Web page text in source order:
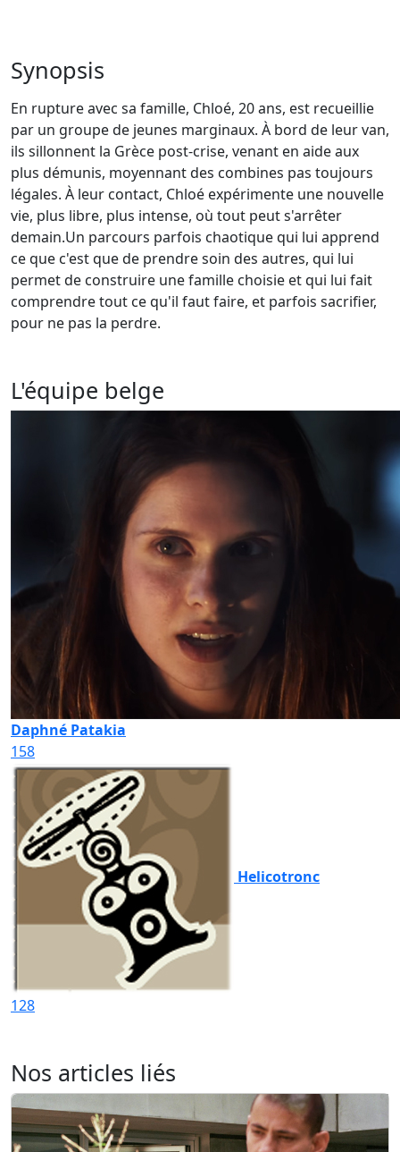
Synopsis
En rupture avec sa famille, Chloé, 20 ans, est recueillie
par un groupe de jeunes marginaux. À bord de leur van,
ils sillonnent la Grèce post-crise, venant en aide aux
plus démunis, moyennant des combines pas toujours
légales. À leur contact, Chloé expérimente une nouvelle
vie, plus libre, plus intense, où tout peut s'arrêter
demain.Un parcours parfois chaotique qui lui apprend
ce que c'est que de prendre soin des autres, qui lui
permet de construire une famille choisie et qui lui fait
comprendre tout ce qu'il faut faire, et parfois sacrifier,
pour ne pas la perdre.
L'équipe belge
Daphné Patakia
158
Helicotronc
128
Nos articles liés